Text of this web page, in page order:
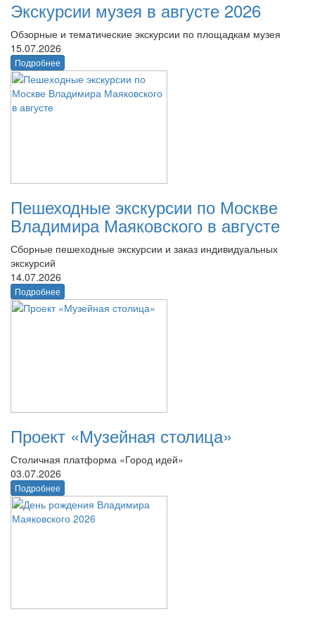
Экскурсии музея в августе 2026
Обзорные и тематические экскурсии по площадкам музея
15.07.2026
Подробнее
Пешеходные экскурсии по Москве
Владимира Маяковского в августе
Сборные пешеходные экскурсии и заказ индивидуальных
экскурсий
14.07.2026
Подробнее
Проект «Музейная столица»
Столичная платформа «Город идей»
03.07.2026
Подробнее